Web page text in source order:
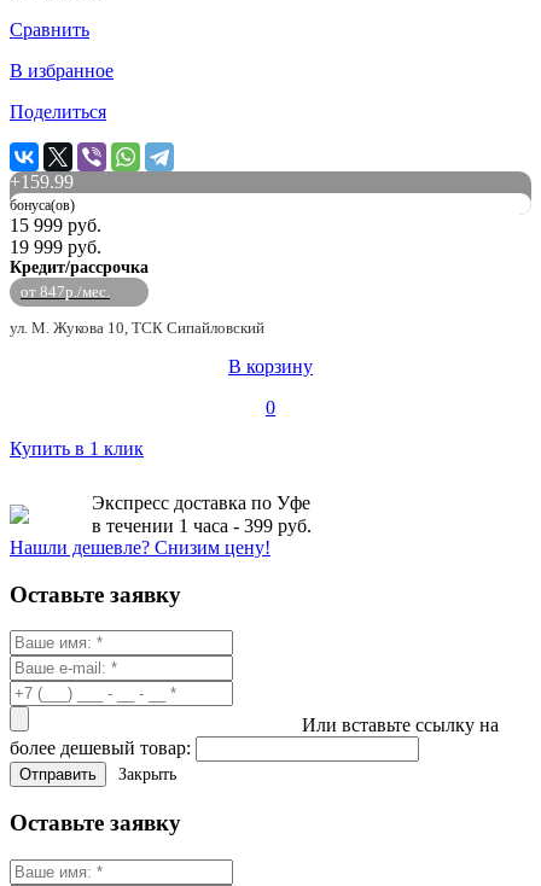
Сравнить
В избранное
Поделиться
+159.99
бонуса(ов)
15 999 руб.
19 999 руб.
Кредит/рассрочка
от 847р./мес.
ул. М. Жукова 10, ТСК Сипайловский
В корзину
0
Купить в 1 клик
Экспресс доставка по Уфе
в течении 1 часа - 399 руб.
Нашли дешевле? Снизим цену!
Оставьте заявку
Или вставьте ссылку на
более дешевый товар:
Закрыть
Оставьте заявку